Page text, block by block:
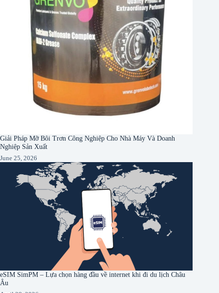
Giải Pháp Mỡ Bôi Trơn Công Nghiệp Cho Nhà Máy Và Doanh
Nghiệp Sản Xuất
June 25, 2026
eSIM SimPM – Lựa chọn hàng đầu về internet khi đi du lịch Châu
Âu